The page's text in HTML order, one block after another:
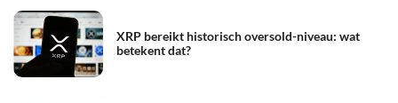
XRP bereikt historisch oversold-niveau: wat
betekent dat?